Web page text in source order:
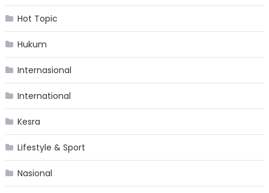
Hot Topic
Hukum
Internasional
International
Kesra
Lifestyle & Sport
Nasional